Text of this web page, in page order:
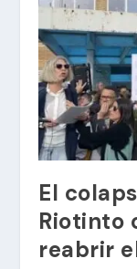
El
Riotinto
reabrir